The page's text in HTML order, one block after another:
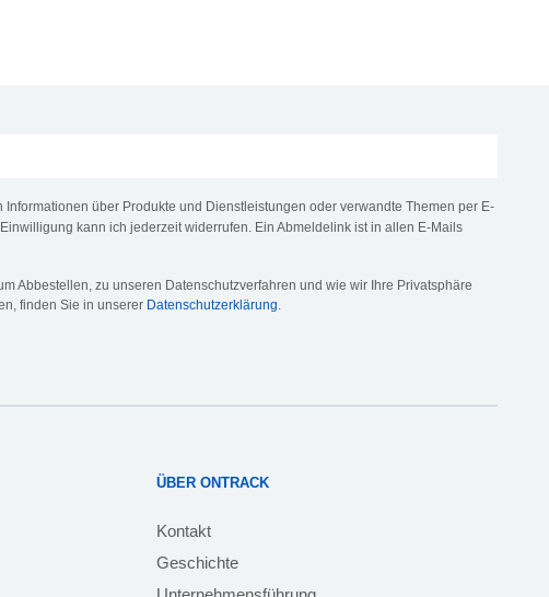
Informationen über Produkte und Dienstleistungen oder verwandte Themen per E-
kann ich jederzeit widerrufen. Ein Abmeldelink ist in allen E-Mails
Abbestellen, zu unseren Datenschutzverfahren und wie wir Ihre Privatsphäre
finden Sie in unserer Datenschutzerklärung.
ÜBER ONTRACK
Kontakt
Geschichte